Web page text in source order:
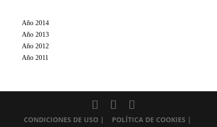
Año 2014
Año 2013
Año 2012
Año 2011
CONDICIONES DE USO | POLÍTICA DE COOKIES |